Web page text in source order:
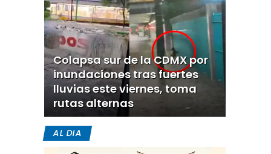
Colapsa sur de la CDMX por
inundaciones tras fuertes
lluvias este viernes, toma
rutas alternas
AL DIA